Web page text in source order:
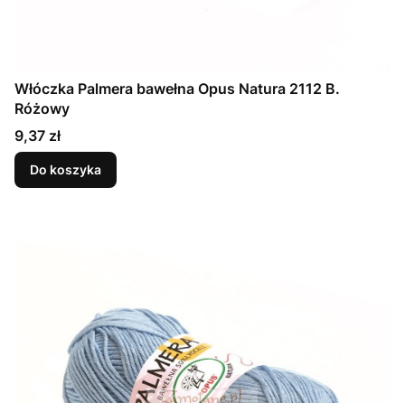
Włóczka Palmera bawełna Opus Natura 2112 B.
Różowy
Cena
9,37 zł
Do koszyka